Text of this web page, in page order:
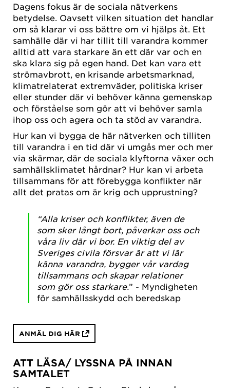
Dagens fokus är de sociala nätverkens
betydelse. Oavsett vilken situation det handlar
om så klarar vi oss bättre om vi hjälps åt. Ett
samhälle där vi har tillit till varandra kommer
alltid att vara starkare än ett där var och en
ska klara sig på egen hand. Det kan vara ett
strömavbrott, en krisande arbetsmarknad,
klimatrelaterat extremväder, politiska kriser
eller stunder där vi behöver känna gemenskap
och förståelse som gör att vi behöver samla
ihop oss och agera och ta stöd av varandra.
Hur kan vi bygga de här nätverken och tilliten
till varandra i en tid där vi umgås mer och mer
via skärmar, där de sociala klyftorna växer och
samhällsklimatet hårdnar? Hur kan vi arbeta
tillsammans för att förebygga konflikter när
allt det pratas om är krig och upprustning?
“Alla kriser och konflikter, även de
som sker långt bort, påverkar oss och
våra liv där vi bor. En viktig del av
Sveriges civila försvar är att vi lär
känna varandra, bygger vår vardag
tillsammans och skapar relationer
som gör oss starkare.” - Myndigheten
för samhällsskydd och beredskap
ANMÄL DIG HÄR
ATT LÄSA/ LYSSNA PÅ INNAN
SAMTALET